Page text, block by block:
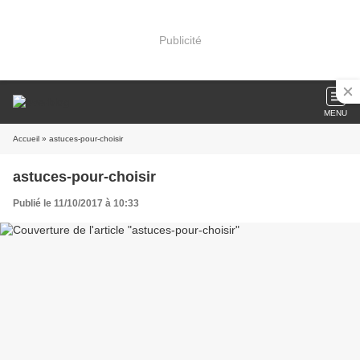
Publicité
MENU
Accueil » astuces-pour-choisir
astuces-pour-choisir
Publié le 11/10/2017 à 10:33